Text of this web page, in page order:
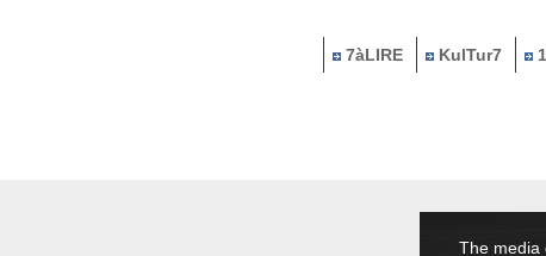
7àLIRE KulTur7